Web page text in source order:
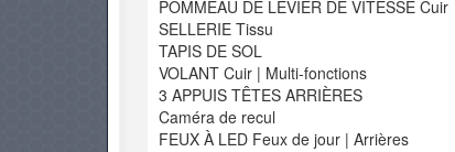
POMMEAU DE LEVIER DE VITESSE Cuir
SELLERIE Tissu
TAPIS DE SOL
VOLANT Cuir | Multi-fonctions
3 APPUIS TÊTES ARRIÈRES
Caméra de recul
FEUX À LED Feux de jour | Arrières